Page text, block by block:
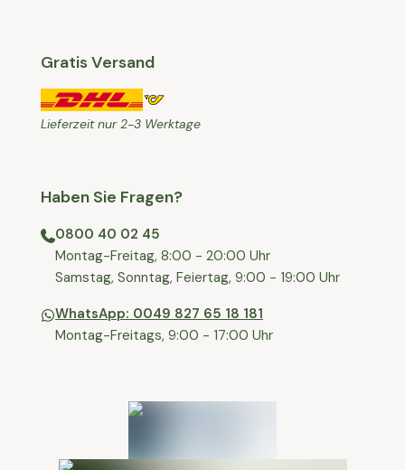
Gratis Versand
Lieferzeit nur 2-3 Werktage
Haben Sie Fragen?
0800 40 02 45
⁠Montag-Freitag, 8:00 - 20:00 Uhr
⁠Samstag, Sonntag, Feiertag, 9:00 - 19:00 Uhr
WhatsApp: 0049 827 65 18 181
Montag-Freitags, 9:00 - 17:00 Uhr